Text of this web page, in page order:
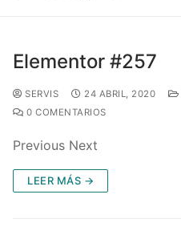
Elementor #257
SERVIS 24 ABRIL, 2020
0 COMENTARIOS
Previous Next
LEER MÁS →